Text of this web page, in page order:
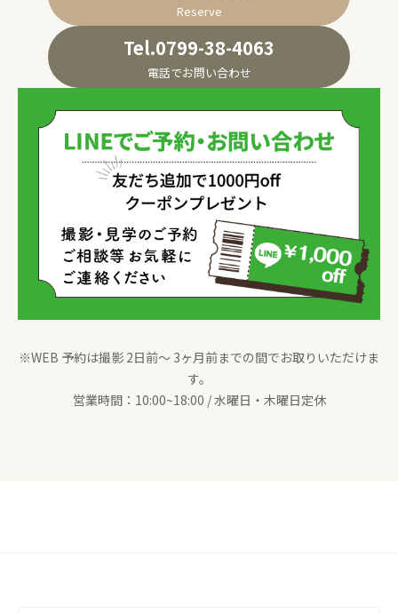
Reserve
Tel.0799-38-4063
電話でお問い合わせ
※WEB 予約は撮影 2日前〜 3ヶ月前までの間でお取りいただけま
す。
営業時間：10:00~18:00 / 水曜日・木曜日定休